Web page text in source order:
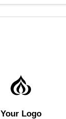
Your Logo